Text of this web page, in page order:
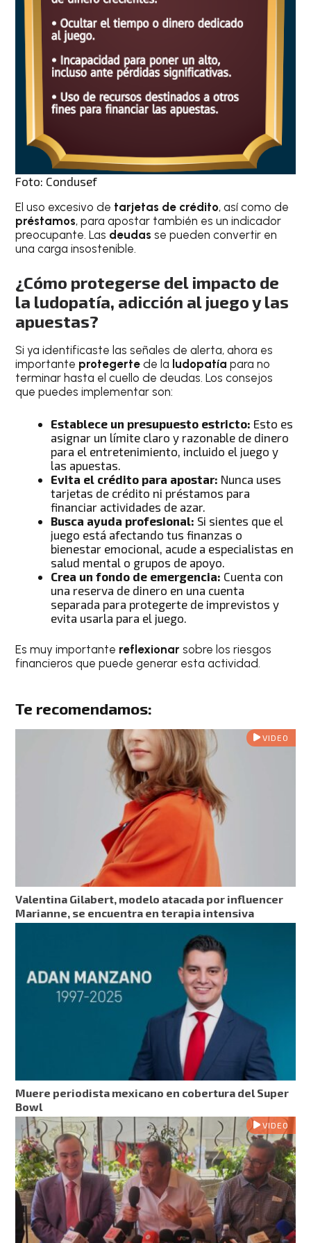
Foto: Condusef
El uso excesivo de tarjetas de crédito, así como de
préstamos, para apostar también es un indicador
preocupante. Las deudasse pueden convertir en
una carga insostenible.
¿Cómo protegerse del impacto de
la ludopatía, adicción al juego y las
apuestas?
Si ya identificaste las señales de alerta, ahora es
importante protegertede la ludopatíapara no
terminar hasta el cuello de deudas. Los consejos
que puedes implementar son:
Establece un presupuesto estricto: Esto es
asignar un límite claro y razonable de dinero
para el entretenimiento, incluido el juego y
las apuestas.
Evita el crédito para apostar: Nunca uses
tarjetas de crédito ni préstamos para
financiar actividades de azar.
Busca ayuda profesional: Si sientes que el
juego está afectando tus finanzas o
bienestar emocional, acude a especialistas en
salud mental o grupos de apoyo.
Crea un fondo de emergencia: Cuenta con
una reserva de dinero en una cuenta
separada para protegerte de imprevistos y
evita usarla para el juego.
Es muy importante reflexionarsobre los riesgos
financieros que puede generar esta actividad.
Te recomendamos:
VIDEO
Valentina Gilabert, modelo atacada por influencer
Marianne, se encuentra en terapia intensiva
Muere periodista mexicano en cobertura del Super
Bowl
VIDEO